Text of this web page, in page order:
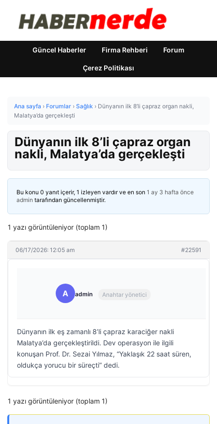
Güncel Haberler Firma Rehberi Forum
Çerez Politikası
Ana sayfa › Forumlar › Sağlık › Dünyanın ilk 8’li çapraz organ nakli,
Malatya’da gerçekleşti
Dünyanın ilk 8’li çapraz organ
nakli, Malatya’da gerçekleşti
Bu konu 0 yanıt içerir, 1 izleyen vardır ve en son 1 ay 3 hafta önce
admin tarafından güncellenmiştir.
1 yazı görüntüleniyor (toplam 1)
06/17/2026: 12:05 am #22591
A admin Anahtar yönetici
Dünyanın ilk eş zamanlı 8’li çapraz karaciğer nakli
Malatya’da gerçekleştirildi. Dev operasyon ile ilgili
konuşan Prof. Dr. Sezai Yılmaz, “Yaklaşık 22 saat süren,
oldukça yorucu bir süreçti” dedi.
1 yazı görüntüleniyor (toplam 1)